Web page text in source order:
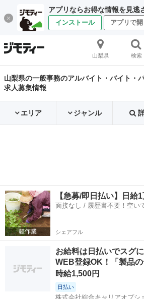
アプリならお得な情報を見逃
インストール アプリで開
山梨県 検索
山梨県の一般事務のアルバイト・バイト・
求人募集情報
エリア ジャンル
【急募/即日払い】日給
面接なし / 履歴書不要！空い
シェアフル
お給料は日払いでスグ
WEB登録OK！「製品
時給1,500円
日払い